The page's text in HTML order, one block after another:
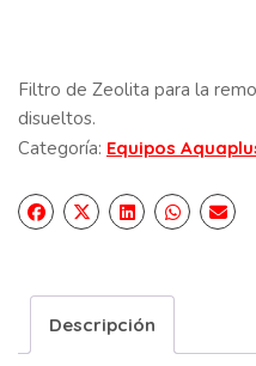
Filtro de Zeolita para la
disueltos.
Categoría: Equipos
Descripción